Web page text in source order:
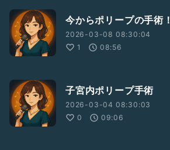
今からポリープの手術！
2026-03-08 08:30:04
1
08:56
子宮内ポリープ手術
2026-03-04 08:30:03
0
09:06